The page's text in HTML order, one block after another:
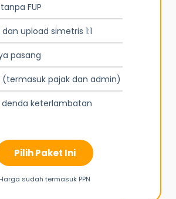
FUP
upload simetris 1:1
pasang
(termasuk pajak dan admin)
denda keterlambatan
Pilih Paket Ini
Harga sudah termasuk PPN